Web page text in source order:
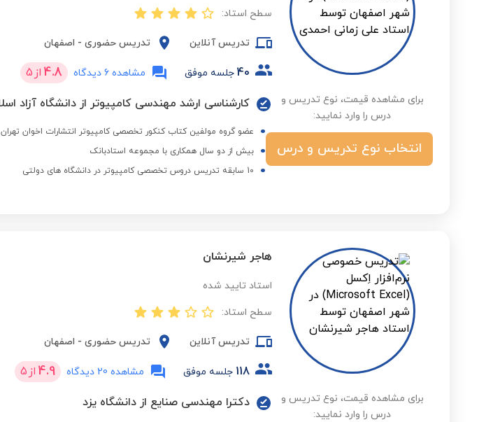
برای مشاهده قیمت، نوع تدریس و
درس را وارد نمایید:
انتخاب نوع تدریس و درس
سطح استاد:
تدریس آنلاین تدریس حضوری - اصفهان
40 جلسه موفق مشاهده 6 دیدگاه 4.8 از 5
عضو گروه مولفین کتاب کنکور تخصصی کامپیوتر انتشارات اخوان تهران
بیش از دو سال همکاری با مجموعه استادبانک
10 سابقه تدریس دروس تخصصی کامپیوتر در دانشگاه های دولتی
برای مشاهده قیمت، نوع تدریس و
درس را وارد نمایید:
هاجر شیرنشان
استاد تایید شده
سطح استاد:
تدریس آنلاین تدریس حضوری - اصفهان
118 جلسه موفق مشاهده 20 دیدگاه 4.9 از 5
دکترا مهندسی صنایع از دانشگاه یزد